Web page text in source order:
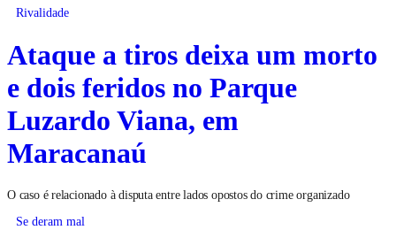
Rivalidade
Ataque a tiros deixa um morto
e dois feridos no Parque
Luzardo Viana, em
Maracanaú
O caso é relacionado à disputa entre lados opostos do crime organizado
Se deram mal